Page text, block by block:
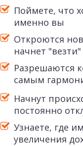
Поймете, что
именно вы
Откроются
начнет
Разрешаются
самым
Начнут
постоянно
Узнаете, где
увеличения